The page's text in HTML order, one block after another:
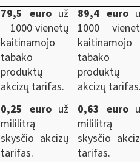
79,5 eurouž
1000 vienetų
kaitinamojo
tabako
produktų
akcizų tarifas.
89,4 euro
1000
kaitinamojo
tabako
produktų
akcizų
0,25 eurouž
mililitrą
skysčio akcizų
tarifas.
0,63 euro
mililitrą
skysčio
tarifas.